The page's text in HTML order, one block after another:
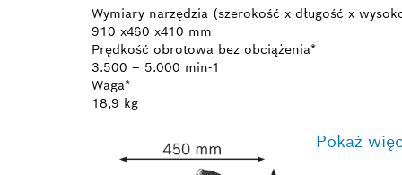
Wymiary narzędzia (szerokość x długość x
910 x460 x410 mm
Prędkość obrotowa bez obciążenia*
3.500 – 5.000 min-1
Waga*
18,9 kg
Pokaż